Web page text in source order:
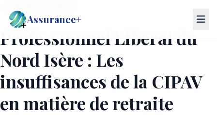
Assurance+
Professionnel Libéral du
Nord Isère : Les
insuffisances de la CIPAV
en matière de retraite